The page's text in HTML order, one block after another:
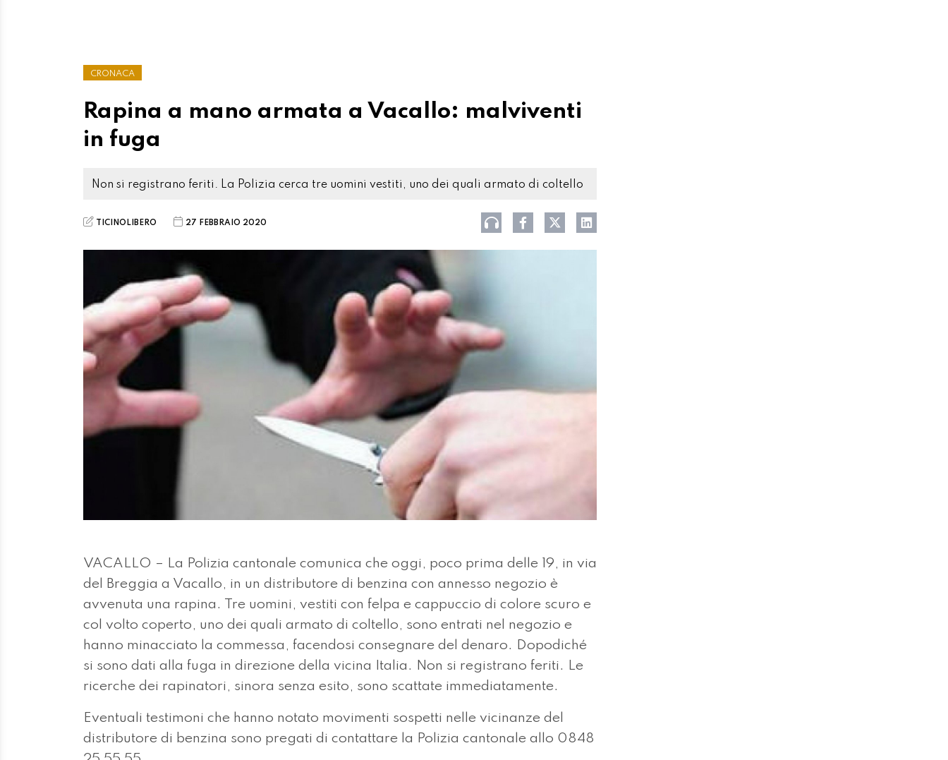
CRONACA
Rapina a mano armata a Vacallo: malviventi
in fuga
Non si registrano feriti. La Polizia cerca tre uomini vestiti, uno dei quali armato di coltello
TICINOLIBERO 27 FEBBRAIO 2020
VACALLO – La Polizia cantonale comunica che oggi, poco prima delle 19, in via
del Breggia a Vacallo, in un distributore di benzina con annesso negozio è
avvenuta una rapina. Tre uomini, vestiti con felpa e cappuccio di colore scuro e
col volto coperto, uno dei quali armato di coltello, sono entrati nel negozio e
hanno minacciato la commessa, facendosi consegnare del denaro. Dopodiché
si sono dati alla fuga in direzione della vicina Italia. Non si registrano feriti. Le
ricerche dei rapinatori, sinora senza esito, sono scattate immediatamente.
Eventuali testimoni che hanno notato movimenti sospetti nelle vicinanze del
distributore di benzina sono pregati di contattare la Polizia cantonale allo 0848